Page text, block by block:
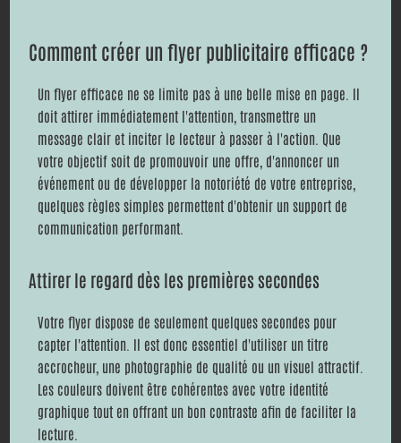
Comment créer un flyer publicitaire efficace ?
Un flyer efficace ne se limite pas à une belle mise en page. Il
doit attirer immédiatement l'attention, transmettre un
message clair et inciter le lecteur à passer à l'action. Que
votre objectif soit de promouvoir une offre, d'annoncer un
événement ou de développer la notoriété de votre entreprise,
quelques règles simples permettent d'obtenir un support de
communication performant.
Attirer le regard dès les premières secondes
Votre flyer dispose de seulement quelques secondes pour
capter l'attention. Il est donc essentiel d'utiliser un titre
accrocheur, une photographie de qualité ou un visuel attractif.
Les couleurs doivent être cohérentes avec votre identité
graphique tout en offrant un bon contraste afin de faciliter la
lecture.